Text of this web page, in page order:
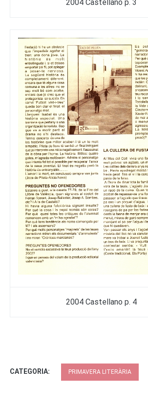
2004 Castellano p. 3
2004 Castellano p. 4
CATEGORIA: PRIMAVERA LITERÀRIA